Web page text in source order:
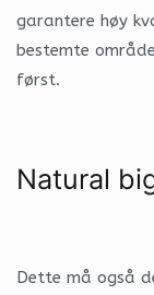
garantere høy
bestemte
først.
Natural
Dette må også